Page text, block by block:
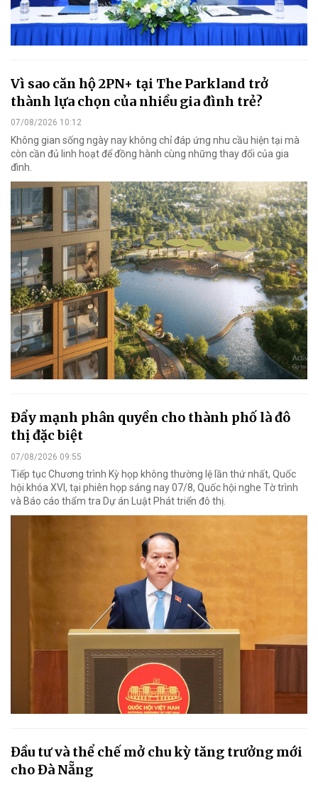
Vì sao căn hộ 2PN+ tại The Parkland trở
thành lựa chọn của nhiều gia đình trẻ?
07/08/2026 10:12
Không gian sống ngày nay không chỉ đáp ứng nhu cầu hiện tại mà
còn cần đủ linh hoạt để đồng hành cùng những thay đổi của gia
đình.
Đẩy mạnh phân quyền cho thành phố là đô
thị đặc biệt
07/08/2026 09:55
Tiếp tục Chương trình Kỳ họp không thường lệ lần thứ nhất, Quốc
hội khóa XVI, tại phiên họp sáng nay 07/8, Quốc hội nghe Tờ trình
và Báo cáo thẩm tra Dự án Luật Phát triển đô thị.
Đầu tư và thể chế mở chu kỳ tăng trưởng mới
cho Đà Nẵng